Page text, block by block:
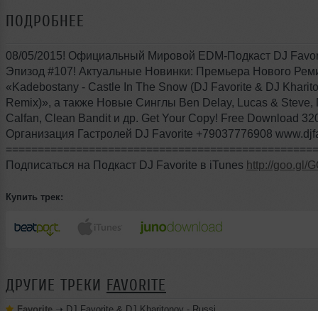
ПОДРОБНЕЕ
08/05/2015! Официальный Мировой EDM-Подкаст DJ
Эпизод #107! Актуальные Новинки: Премьера Нового
«Kadebostany - Castle In The Snow (DJ Favorite & DJ
Remix)», а также Новые Синглы Ben Delay, Lucas & Steve,
Calfan, Clean Bandit и др. Get Your Copy! Free Download
Организация Гастролей DJ Favorite +79037776908
Подписаться на Подкаст DJ Favorite в iTunes http://goo.gl/
Купить трек:
ДРУГИЕ ТРЕКИ FAVORITE